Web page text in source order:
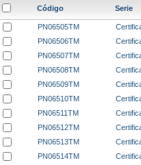
Código Serie
PN06505TM
PN06506TM
PN06507TM
PN06508TM
PN06509TM
PN06510TM
PN06511TM
PN06512TM
PN06513TM
PN06514TM